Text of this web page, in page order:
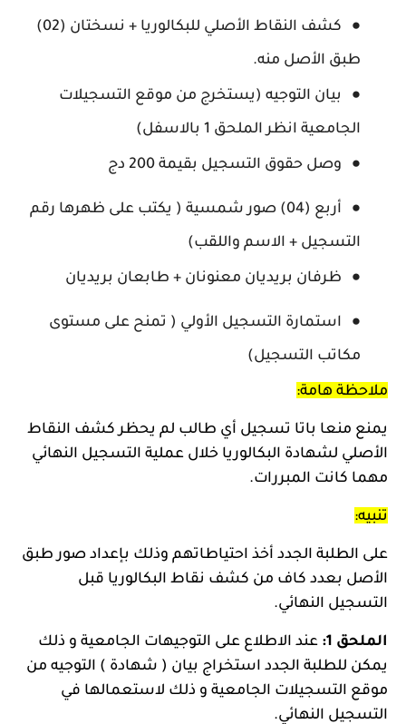
كشف النقاط الأصلي للبكالوريا + نسختان (02)
طبق الأصل منه.
بيان التوجيه (يستخرج من موقع التسجيلات
الجامعية انظر الملحق 1 بالاسفل)
وصل حقوق التسجيل بقيمة 200 دج
أربع (04) صور شمسية ( يكتب على ظهرها رقم
التسجيل + الاسم واللقب)
ظرفان بريديان معنونان + طابعان بريديان
استمارة التسجيل الأولي ( تمنح على مستوى
مكاتب التسجيل)
ملاحظة هامة:
يمنع منعا باتا تسجيل أي طالب لم يحظر كشف النقاط
الأصلي لشهادة البكالوريا خلال عملية التسجيل النهائي
مهما كانت المبررات.
تنبيه:
على الطلبة الجدد أخذ احتياطاتهم وذلك بإعداد صور طبق
الأصل بعدد كاف من كشف نقاط البكالوريا قبل
التسجيل النهائي.
الملحق 1:
عند الاطلاع على التوجيهات الجامعية و ذلك
يمكن للطلبة الجدد استخراج بيان ( شهادة ) التوجيه من
موقع التسجيلات الجامعية و ذلك لاستعمالها في
التسجيل النهائي.